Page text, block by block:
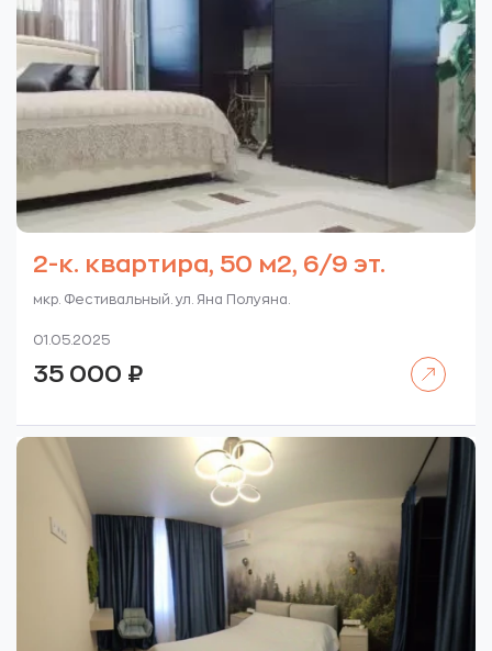
2-к. квартира, 50 м2, 6/9 эт.
мкр. Фестивальный. ул. Яна Полуяна.
01.05.2025
35 000 ₽